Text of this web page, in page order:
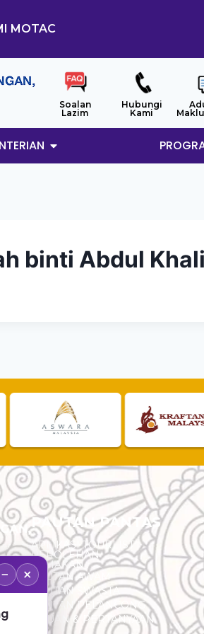
MOTAC
Soalan
Lazim
Hubungi
Kami
binti Abdul
PAUTAN PANTAS
APLIKASI TOURLIST
PEROLEHAN
SEMAKAN
PAUTAN AWAM
PAUTAN SWASTA
PAUTAN PELANCONG
ADUAN & PERTANYAAN
− ×